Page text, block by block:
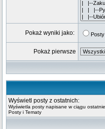
Pokaż wyniki jako: Posty
Pokaż pierwsze
Wyświetl posty z ostatnich:
Wyświetla posty napisane w ciągu
Posty i Tematy